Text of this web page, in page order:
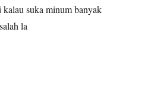
kalau suka minum banyak
la